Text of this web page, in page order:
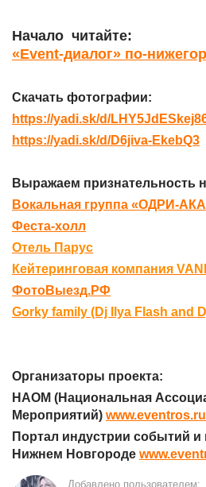
Начало читайте:
«Event-диалог» по-
Скачать фотографии:
https://yadi.sk/d/
https://yadi.sk/d/D6jiva-EkebQ3
Выражаем признательность
Вокальная группа «ОДРИ-
Феста-холл
Отель Парус
Кейтеринговая компания
ФотоВыезд.РФ
Gorky family (Dj Ilya Flash and
Организаторы проекта:
НАОМ (Национальная
Мероприятий) www.eventros.ru
Портал индустрии событий и
Нижнем Новгороде
Добавлено пользователем: